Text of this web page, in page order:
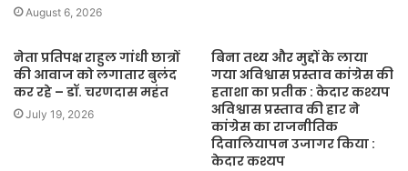
August 6, 2026
नेता प्रतिपक्ष राहुल गांधी छात्रों
की आवाज को लगातार बुलंद
कर रहे – डॉ. चरणदास महंत
July 19, 2026
बिना तथ्य और मुद्दों के लाया
गया अविश्वास प्रस्ताव कांग्रेस की
हताशा का प्रतीक : केदार कश्यप
अविश्वास प्रस्ताव की हार ने
कांग्रेस का राजनीतिक
दिवालियापन उजागर किया :
केदार कश्यप